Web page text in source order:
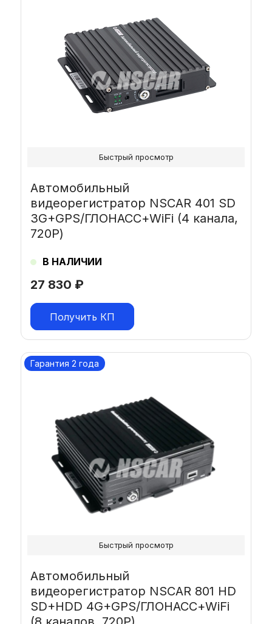
27 830 ₽
Автомобильный
видеорегистратор NSCAR 401 SD
3G+GPS/ГЛОНАСС+WiFi (4 канала,
720Р)
В НАЛИЧИИ
Получить КП
Быстрый просмотр
Гарантия 2 года
Автомобильный
видеорегистратор NSCAR 801 HD
SD+HDD 4G+GPS/ГЛОНАСС+WiFi
Быстрый просмотр